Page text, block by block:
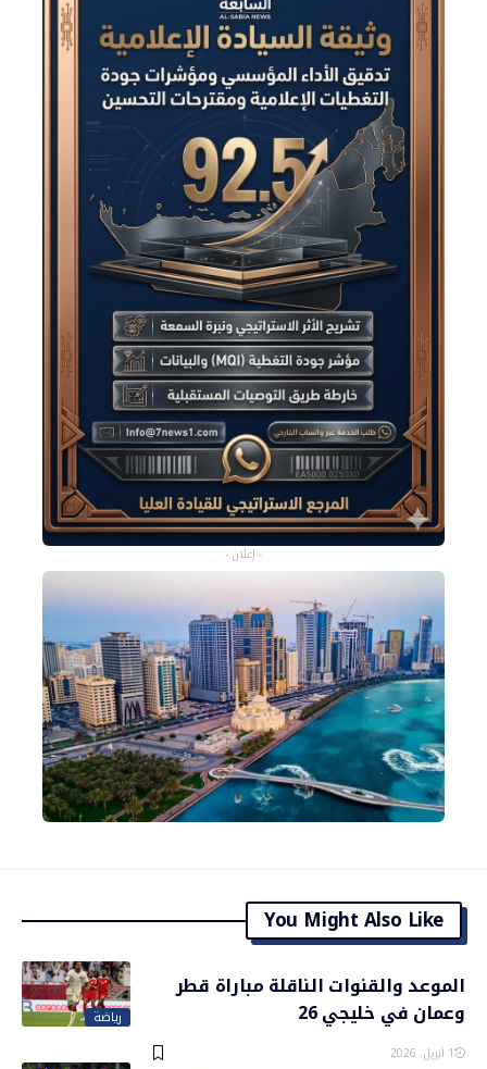
- إعلان -
You Might Also Like
رياضة
الموعد والقنوات الناقلة مباراة قطر
وعمان في خليجي 26
1 أبريل، 2026